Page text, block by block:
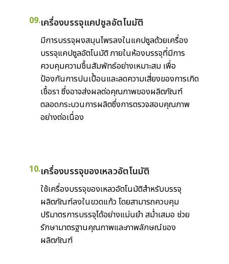
09.เครื่องบรรจุแคปซูลอัตโนมัติ
มีการบรรจุผงสมุนไพรลงในแคปซูลด้วยเครื่อง
บรรจุแคปซูลอัตโนมัติ ภายในห้องบรรจุที่มีการ
ควบคุมความชื้นสัมพัทธ์อย่างเหมาะสม เพื่อ
ป้องกันการปนเปื้อนและลดความเสี่ยงของการเกิด
เชื้อรา ซึ่งอาจส่งผลต่อคุณภาพของผลิตภัณฑ์
ตลอดกระบวนการผลิตซึ่งการตรวจสอบคุณภาพ
อย่างต่อเนื่อง
10.เครื่องบรรจุของเหลวอัตโนมัติ
ใช้เครื่องบรรจุของเหลวอัตโนมัติสำหรับบรรจุ
ผลิตภัณฑ์ลงในขวดแก้ว โดยสามารถควบคุม
ปริมาตรการบรรจุได้อย่างแม่นยำ สม่ำเสมอ ช่วย
รักษามาตรฐานคุณภาพและภาพลักษณ์ของ
ผลิตภัณฑ์